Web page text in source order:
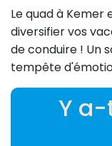
Le quad à
diversifier vos
de conduire ! Un
tempête
Y